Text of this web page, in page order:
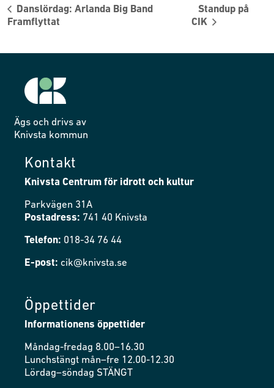
Danslördag: Arlanda Big Band
Framflyttat
Standup på
CIK
Ägs och drivs av
Knivsta kommun
Kontakt
Knivsta Centrum för idrott och kultur
Parkvägen 31A
Postadress: 741 40 Knivsta
Telefon: 018-34 76 44
E-post: cik@knivsta.se
Öppettider
Informationens öppettider
Måndag-fredag 8.00–16.30
Lunchstängt mån–fre 12.00-12.30
Lördag–söndag STÄNGT